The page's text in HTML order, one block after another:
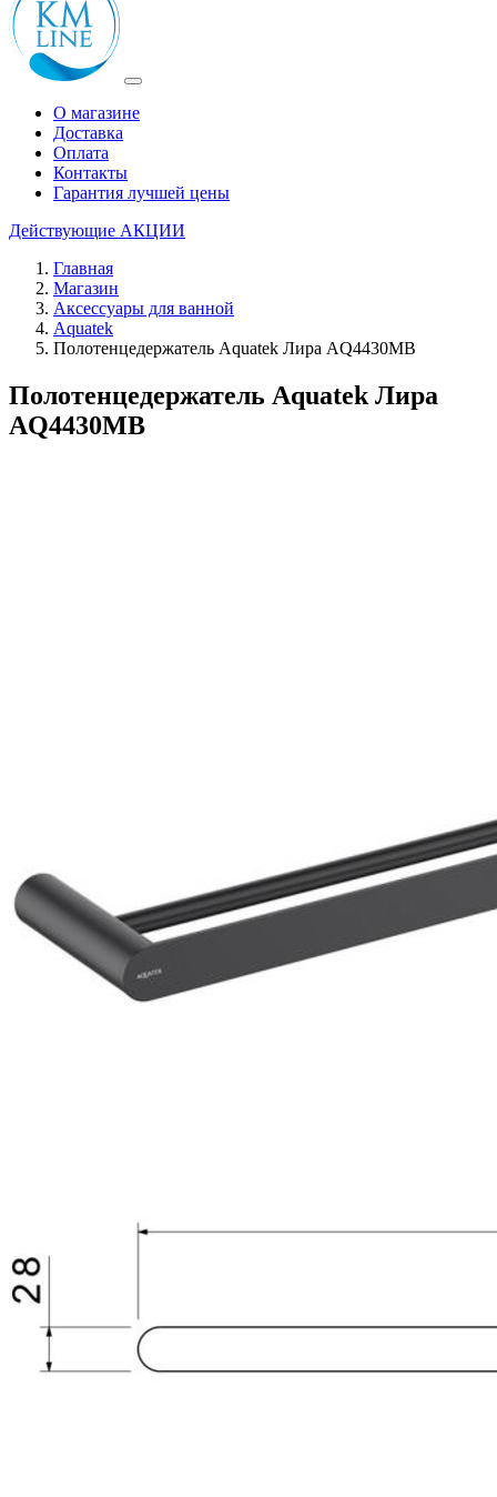
О магазине
Доставка
Оплата
Контакты
Гарантия лучшей цены
Действующие АКЦИИ
Главная
Магазин
Аксессуары для ванной
Aquatek
Полотенцедержатель Aquatek Лира AQ4430MB
Полотенцедержатель Aquatek Лира
AQ4430MB